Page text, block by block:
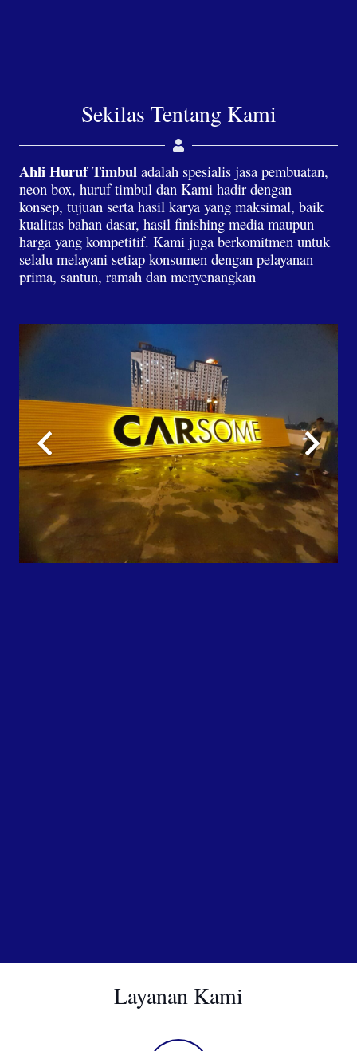
Sekilas Tentang Kami
Ahli Huruf Timbul adalah spesialis jasa pembuatan,
neon box, huruf timbul dan Kami hadir dengan
konsep, tujuan serta hasil karya yang maksimal, baik
kualitas bahan dasar, hasil finishing media maupun
harga yang kompetitif. Kami juga berkomitmen untuk
selalu melayani setiap konsumen dengan pelayanan
prima, santun, ramah dan menyenangkan
Layanan Kami